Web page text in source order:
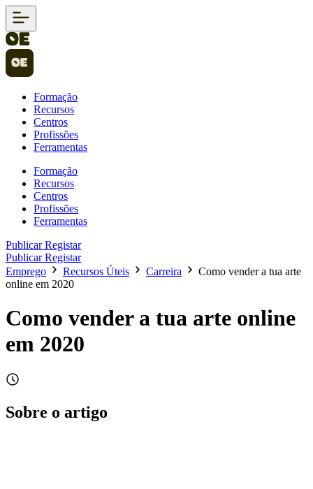
Formação
Recursos
Centros
Profissões
Ferramentas
Formação
Recursos
Centros
Profissões
Ferramentas
PublicarRegistar
PublicarRegistar
Emprego
Recursos Úteis Carreira
Como vender a tua arte
online em 2020
Como vender a tua arte online
em 2020
Sobre o artigo